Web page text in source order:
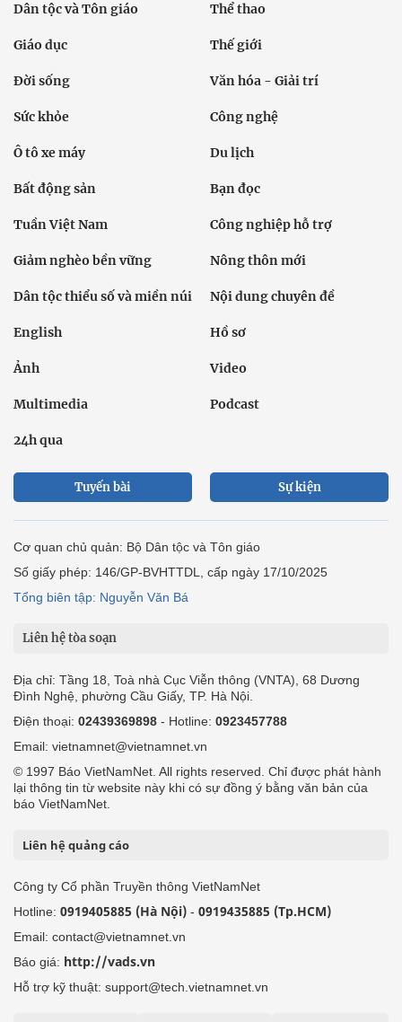
Dân tộc và Tôn giáo Thể thao
Giáo dục Thế giới
Đời sống Văn hóa - Giải trí
Sức khỏe Công nghệ
Ô tô xe máy Du lịch
Bất động sản Bạn đọc
Tuần Việt Nam Công nghiệp hỗ trợ
Giảm nghèo bền vững Nông thôn mới
Dân tộc thiểu số và miền núi Nội dung chuyên đề
English Hồ sơ
Ảnh Video
Multimedia Podcast
24h qua
Tuyến bài Sự kiện
Cơ quan chủ quản: Bộ Dân tộc và Tôn giáo
Số giấy phép: 146/GP-BVHTTDL, cấp ngày 17/10/2025
Tổng biên tập: Nguyễn Văn Bá
Liên hệ tòa soạn
Địa chỉ: Tầng 18, Toà nhà Cục Viễn thông (VNTA), 68 Dương
Đình Nghệ, phường Cầu Giấy, TP. Hà Nội.
Điện thoại: 02439369898 - Hotline: 0923457788
Email: vietnamnet@vietnamnet.vn
© 1997 Báo VietNamNet. All rights reserved. Chỉ được phát hành
lại thông tin từ website này khi có sự đồng ý bằng văn bản của
báo VietNamNet.
Liên hệ quảng cáo
Công ty Cổ phần Truyền thông VietNamNet
Hotline: 0919405885 (Hà Nội) - 0919435885 (Tp.HCM)
Email: contact@vietnamnet.vn
Báo giá: http://vads.vn
Hỗ trợ kỹ thuật: support@tech.vietnamnet.vn